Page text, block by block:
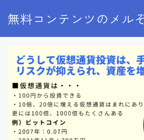
無料コンテンツのメル
MENU
メルぞうの使い方
お知らせ
お問い合わせ